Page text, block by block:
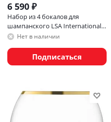
6 590 ₽
Набор из 4 бокалов для
шампанского LSA International
Borough 285 мл
Нет в наличии
Подписаться